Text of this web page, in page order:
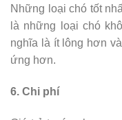
Những loại chó tốt
là những loại chó
nghĩa là ít lông hơn
ứng hơn.
6. Chi phí